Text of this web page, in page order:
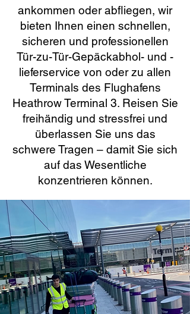
ankommen oder abfliegen, wir
bieten Ihnen einen schnellen,
sicheren und professionellen
Tür-zu-Tür-Gepäckabhol- und -
lieferservice von oder zu allen
Terminals des Flughafens
Heathrow Terminal 3. Reisen Sie
freihändig und stressfrei und
überlassen Sie uns das
schwere Tragen – damit Sie sich
auf das Wesentliche
konzentrieren können.